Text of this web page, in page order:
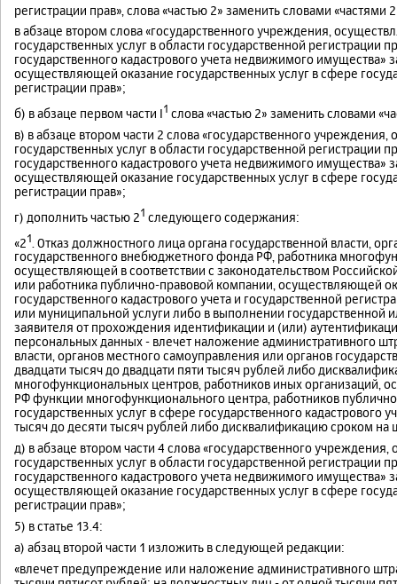
регистрации прав», слова «частью 2» заменить словами «частями
в абзаце втором слова «государственного учреждения,
государственных услуг в области государственной
государственного кадастрового учета недвижимого
осуществляющей оказание государственных услуг в сфере
регистрации прав»;
б) в абзаце первом части I1 слова «частью 2» заменить словами
в) в абзаце втором части 2 слова «государственного
государственных услуг в области государственной
государственного кадастрового учета недвижимого
осуществляющей оказание государственных услуг в сфере
регистрации прав»;
г) дополнить частью 21 следующего содержания:
«21 . Отказ должностного лица органа государственной власти,
государственного внебюджетного фонда РФ, работника
осуществляющей в соответствии с законодательством
или работника публично-правовой компании, осуществляющей
государственного кадастрового учета и государственной
или муниципальной услуги либо в выполнении государственной
заявителя от прохождения идентификации и (или)
персональных данных - влечет наложение административного
власти, органов местного самоуправления или органов
двадцати тысяч до двадцати пяти тысяч рублей либо
многофункциональных центров, работников иных организаций,
РФ функции многофункционального центра, работников
государственных услуг в сфере государственного кадастрового
тысяч до десяти тысяч рублей либо дисквалификацию сроком на
д) в абзаце втором части 4 слова «государственного
государственных услуг в области государственной
государственного кадастрового учета недвижимого
осуществляющей оказание государственных услуг в сфере
регистрации прав»;
5) в статье 13.4:
а) абзац второй части 1 изложить в следующей редакции:
«влечет предупреждение или наложение административного